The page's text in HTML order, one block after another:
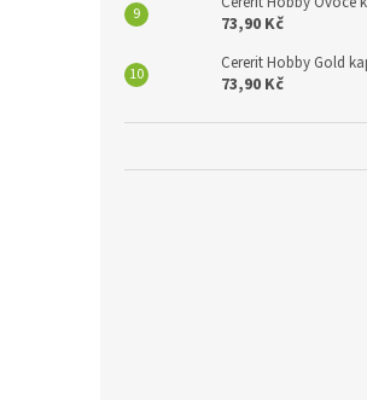
73,90 Kč
Cererit Hobby Gold
73,90 Kč